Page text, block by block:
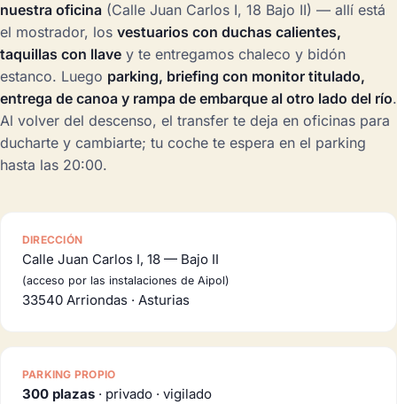
nuestra oficina (Calle Juan Carlos I, 18 Bajo II) — allí está
el mostrador, los vestuarios con duchas calientes,
taquillas con llave y te entregamos chaleco y bidón
estanco. Luego parking, briefing con monitor titulado,
entrega de canoa y rampa de embarque al otro lado del río.
Al volver del descenso, el transfer te deja en oficinas para
ducharte y cambiarte; tu coche te espera en el parking
hasta las 20:00.
DIRECCIÓN
Calle Juan Carlos I, 18 — Bajo II
(acceso por las instalaciones de Aipol)
33540 Arriondas · Asturias
PARKING PROPIO
300 plazas · privado · vigilado